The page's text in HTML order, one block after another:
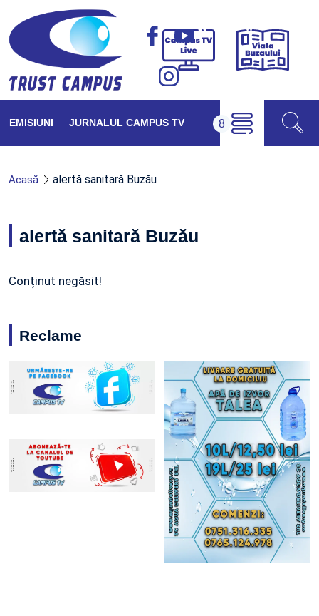
Campus
Viața
EMISIUNI JURNALUL CAMPUS TV
Acasă alertă sanitară Buzău
alertă sanitară Buzău
Conținut negăsit!
Reclame